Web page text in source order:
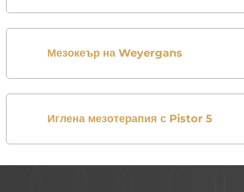
Мезокеър на Weyergans
Иглена мезотерапия с Pistor 5